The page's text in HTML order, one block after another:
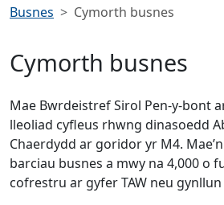
Busnes Cymorth busnes
Cymorth busnes
Mae Bwrdeistref Sirol Pen-y-bont
lleoliad cyfleus rhwng dinasoedd
Chaerdydd ar goridor yr M4.
barciau busnes a mwy na 4,000 o
cofrestru ar gyfer TAW neu